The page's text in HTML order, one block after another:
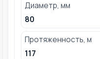
Диаметр, мм
80
Протяженность, м
117